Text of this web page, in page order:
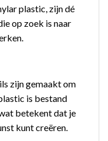
plastic, zijn dé
op zoek is naar
zijn gemaakt om
is bestand
betekent dat je
kunt creëren.